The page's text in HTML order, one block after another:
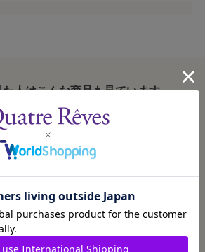
人はこんな商品も見ています
ハンドタオル シャ
ンシャン【イエロ
エロー】／WAKO